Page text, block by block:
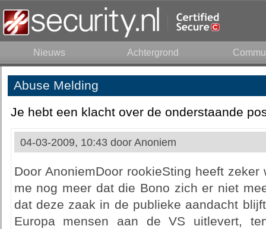
Nieuws Achtergrond
Abuse Melding
Je hebt een klacht over de onderstaande
04-03-2009, 10:43 door Anoniem
Door AnoniemDoor rookieSting heeft
me nog meer dat die Bono zich er niet
dat deze zaak in de publieke aandacht
Europa mensen aan de VS uitlevert,